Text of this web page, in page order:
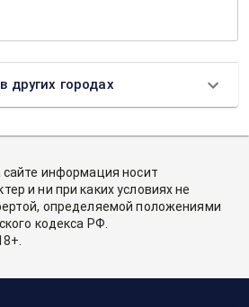
других городах
сайте информация носит
и ни при каких условиях не
определяемой положениями
кодекса РФ.